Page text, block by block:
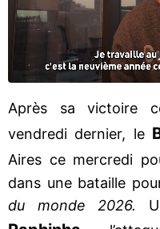
Après sa victoire
vendredi dernier, le
Aires ce mercredi
dans une bataille
du monde 2026.